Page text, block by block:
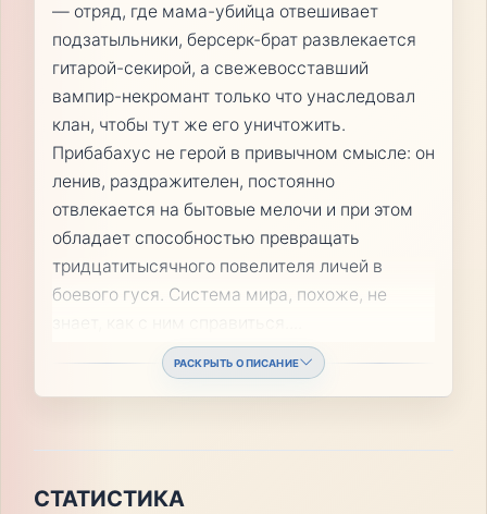
— отряд, где мама-убийца отвешивает
подзатыльники, берсерк-брат развлекается
гитарой-секирой, а свежевосставший
вампир-некромант только что унаследовал
клан, чтобы тут же его уничтожить.
Прибабахус не герой в привычном смысле: он
ленив, раздражителен, постоянно
отвлекается на бытовые мелочи и при этом
обладает способностью превращать
тридцатитысячного повелителя личей в
боевого гуся. Система мира, похоже, не
РАСКРЫТЬ ОПИСАНИЕ
СТАТИСТИКА